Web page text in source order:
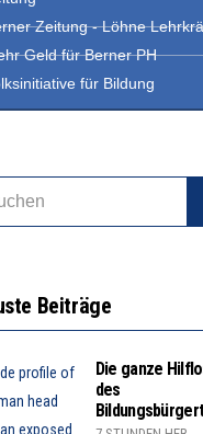
Zeitung - Löhne
Geld für Berner PH
für Bildung
Beiträge
Die ganze
des